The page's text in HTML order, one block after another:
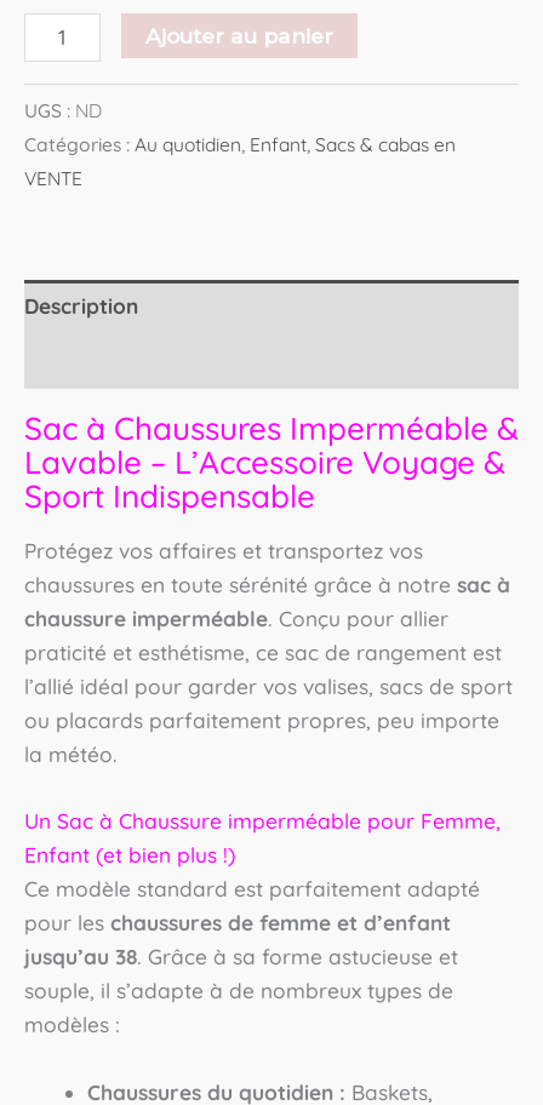
Ajouter au panier
UGS : ND
Catégories : Au quotidien, Enfant, Sacs & cabas en
VENTE
Description
Sac à Chaussures Imperméable &
Lavable – L’Accessoire Voyage &
Sport Indispensable
Protégez vos affaires et transportez vos
chaussures en toute sérénité grâce à notre sac à
chaussure imperméable. Conçu pour allier
praticité et esthétisme, ce sac de rangement est
l’allié idéal pour garder vos valises, sacs de sport
ou placards parfaitement propres, peu importe
la météo.
Un Sac à Chaussure imperméable pour Femme,
Enfant (et bien plus !)
Ce modèle standard est parfaitement adapté
pour les chaussures de femme et d’enfant
jusqu’au 38. Grâce à sa forme astucieuse et
souple, il s’adapte à de nombreux types de
modèles :
Chaussures du quotidien : Baskets,